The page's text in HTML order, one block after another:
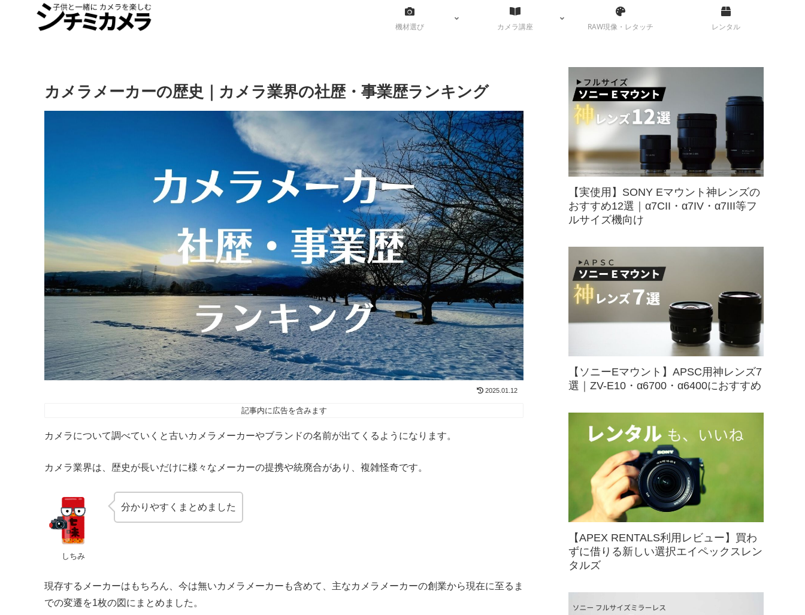
機材選び カメラ講座 RAW現像・レタッチ レンタル
カメラメーカーの歴史｜カメラ業界の社歴・事業歴ランキング
2025.01.12
記事内に広告を含みます
カメラについて調べていくと古いカメラメーカーやブランドの名前が出てくるようになります。
カメラ業界は、歴史が長いだけに様々なメーカーの提携や統廃合があり、複雑怪奇です。
しちみ
分かりやすくまとめました
現存するメーカーはもちろん、今は無いカメラメーカーも含めて、主なカメラメーカーの創業から現在に至るま
での変遷を1枚の図にまとめました。
【実使用】SONY Eマウント神レンズの
おすすめ12選｜α7CII・α7IV・α7III等フ
ルサイズ機向け
【ソニーEマウント】APSC用神レンズ7
選｜ZV-E10・α6700・α6400におすすめ
【APEX RENTALS利用レビュー】買わ
ずに借りる新しい選択エイペックスレン
タルズ